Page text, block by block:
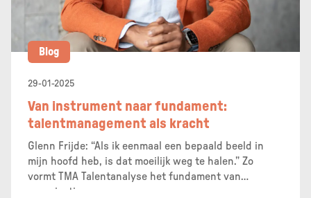
29-01-2025
Van instrument naar fundament:
talentmanagement als kracht
Glenn Frijde: “Als ik eenmaal een bepaald beeld in
mijn hoofd heb, is dat moeilijk weg te halen.” Zo
vormt TMA Talentanalyse het fundament van
organisaties.
Blog